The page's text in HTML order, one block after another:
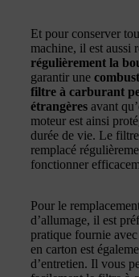
Et pour conserver
machine, il est aussi
régulièrement la
garantir une
filtre à carburant
étrangères avant
moteur est ainsi
durée de vie. Le
remplacé
fonctionner
Pour le
d’allumage, il est
pratique fournie
en carton est
d’entretien. Il vous